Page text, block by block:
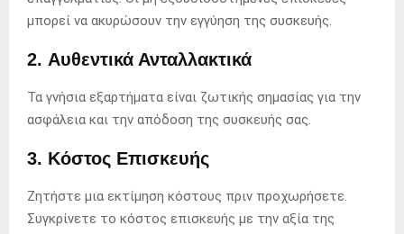
μπορεί να ακυρώσουν την εγγύηση της συσκευής.
2. Αυθεντικά Ανταλλακτικά
Τα γνήσια εξαρτήματα είναι ζωτικής σημασίας για την
ασφάλεια και την απόδοση της συσκευής σας.
3. Κόστος Επισκευής
Ζητήστε μια εκτίμηση κόστους πριν προχωρήσετε.
Συγκρίνετε το κόστος επισκευής με την αξία της